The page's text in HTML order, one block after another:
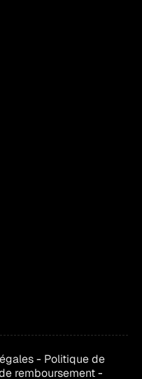
- Politique de
remboursement-